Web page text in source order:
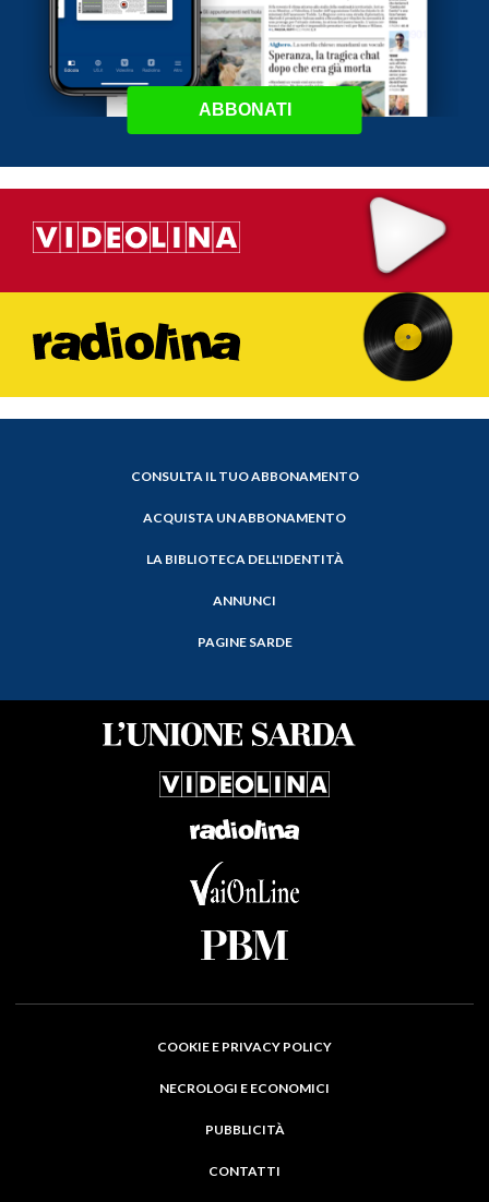
ABBONATI
CONSULTA IL TUO ABBONAMENTO
ACQUISTA UN ABBONAMENTO
LA BIBLIOTECA DELL'IDENTITÀ
ANNUNCI
PAGINE SARDE
COOKIE E PRIVACY POLICY
NECROLOGI E ECONOMICI
PUBBLICITÀ
CONTATTI